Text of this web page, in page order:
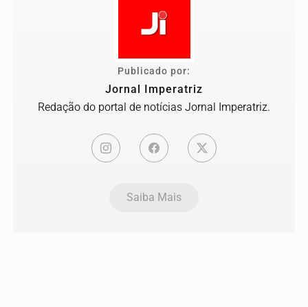
Publicado por:
Jornal Imperatriz
Redação do portal de notícias Jornal Imperatriz.
Saiba Mais